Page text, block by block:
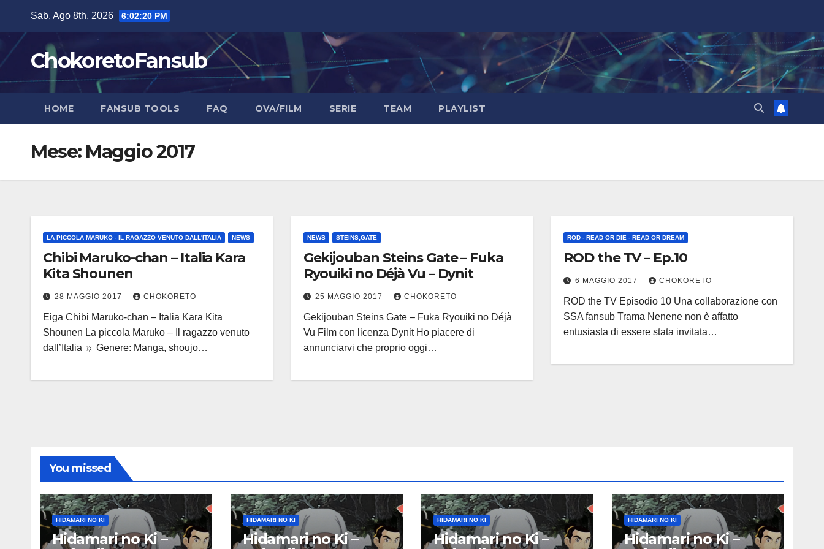
contenuto
Sab. Ago 8th, 2026 6:02:20 PM
ChokoretoFansub
HOME FANSUB TOOLS FAQ OVA/FILM SERIE TEAM PLAYLIST
Mese: Maggio 2017
LA PICCOLA MARUKO - IL RAGAZZO VENUTO DALL'ITALIA NEWS
Chibi Maruko-chan – Italia Kara
Kita Shounen
28 MAGGIO 2017 CHOKORETO
Eiga Chibi Maruko-chan – Italia Kara Kita
Shounen La piccola Maruko – Il ragazzo venuto
dall’Italia ☼ Genere: Manga, shoujo…
NEWS STEINS;GATE
Gekijouban Steins Gate – Fuka
Ryouiki no Déjà Vu – Dynit
25 MAGGIO 2017 CHOKORETO
Gekijouban Steins Gate – Fuka Ryouiki no Déjà
Vu Film con licenza Dynit Ho piacere di
annunciarvi che proprio oggi…
ROD - READ OR DIE - READ OR DREAM
ROD the TV – Ep.10
6 MAGGIO 2017 CHOKORETO
ROD the TV Episodio 10 Una collaborazione con
SSA fansub Trama Nenene non è affatto
entusiasta di essere stata invitata…
You missed
HIDAMARI NO KI
Hidamari no Ki –
HIDAMARI NO KI
Hidamari no Ki –
HIDAMARI NO KI
Hidamari no Ki –
HIDAMARI NO KI
Hidamari no Ki –